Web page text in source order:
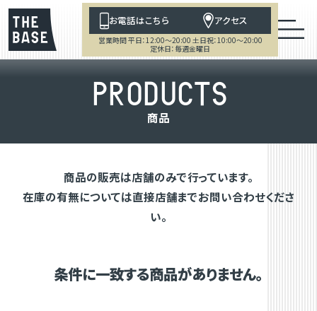
お電話はこちら アクセス
営業時間 平日：12:00～20:00 土日祝：10:00～20:00
定休日：毎週金曜日
PRODUCTS
商品
商品の販売は店舗のみで行っています。
在庫の有無については直接店舗までお問い合わせくださ
い。
条件に一致する商品がありません。